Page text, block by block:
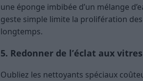
une éponge imbibée d’un mélange
geste simple limite la prolifération
longtemps.
5. Redonner de l’éclat aux
Oubliez les nettoyants spéciaux